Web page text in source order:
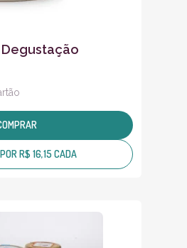
Degustação
R$ 16,15 CADA